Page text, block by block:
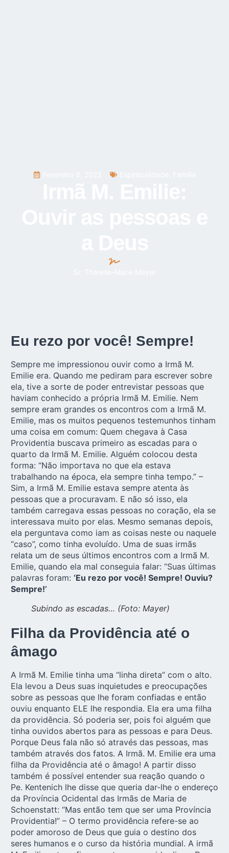
Eu rezo por você! Sempre!
Sempre me impressionou ouvir como a Irmã M.
Emilie era. Quando me pediram para escrever sobre
ela, tive a sorte de poder entrevistar pessoas que
haviam conhecido a própria Irmã M. Emilie. Nem
sempre eram grandes os encontros com a Irmã M.
Emilie, mas os muitos pequenos testemunhos tinham
uma coisa em comum: Quem chegava à Casa
Providentia buscava primeiro as escadas para o
quarto da Irmã M. Emilie. Alguém colocou desta
forma: “Não importava no que ela estava
trabalhando na época, ela sempre tinha tempo.” –
Sim, a Irmã M. Emilie estava sempre atenta às
pessoas que a procuravam. E não só isso, ela
também carregava essas pessoas no coração, ela se
interessava muito por elas. Mesmo semanas depois,
ela perguntava como iam as coisas neste ou naquele
“caso”, como tinha evoluído. Uma de suas irmãs
relata um de seus últimos encontros com a Irmã M.
Emilie, quando ela mal conseguia falar: “Suas últimas
palavras foram: ‘Eu rezo por você! Sempre! Ouviu?
Sempre!’
Subindo as escadas… (Foto: Mayer)
Filha da Providência até o
âmago
A Irmã M. Emilie tinha uma “linha direta” com o alto.
Ela levou a Deus suas inquietudes e preocupações
sobre as pessoas que lhe foram confiadas e então
ouviu enquanto ELE lhe respondia. Ela era uma filha
da providência. Só poderia ser, pois foi alguém que
tinha ouvidos abertos para as pessoas e para Deus.
Porque Deus fala não só através das pessoas, mas
também através dos fatos. A Irmã. M. Emilie era uma
filha da Providência até o âmago! A partir disso
também é possível entender sua reação quando o
Pe. Kentenich lhe disse que queria dar-lhe o endereço
da Província Ocidental das Irmãs de Maria de
Schoenstatt: “Mas então tem que ser uma Província
Providentia!” – O termo providência refere-se ao
poder amoroso de Deus que guia o destino dos
seres humanos e o curso da história mundial. A irmã